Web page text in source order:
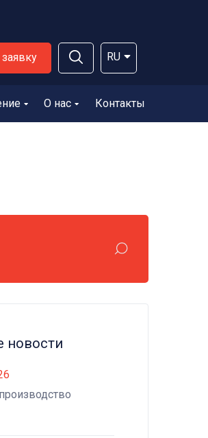
RU
О нас Контакты
новости